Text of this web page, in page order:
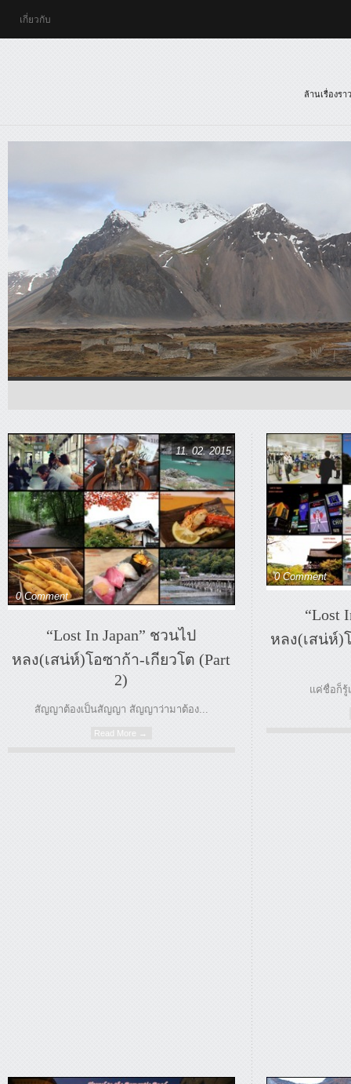
เกี่ยวกับ
ล้านเรื่องร
11. 02. 2015
0 Comment
“Lost In Japan” ชวนไป
หลง(เสน่ห์)โอซาก้า-เกียวโต (Part
2)
สัญญาต้องเป็นสัญญา สัญญาว่ามาต้อง...
Read More →
0 Comment
“Lost
หลง(เสน่ห์)
แค่ชื่อก็รู้